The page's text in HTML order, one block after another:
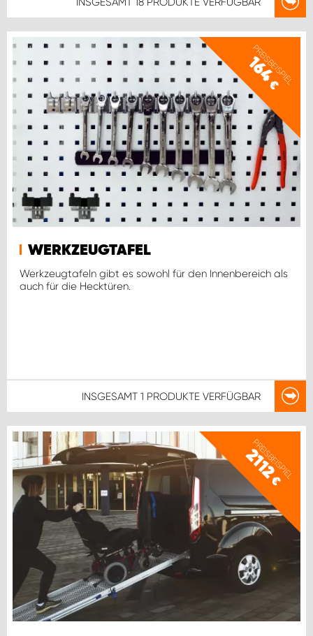
PREISBEISPIEL
164
€
WERKZEUGTAFEL
Werkzeugtafeln gibt es sowohl für den Innenbereich als
auch für die Hecktüren.
INSGESAMT 1 PRODUKTE VERFÜGBAR
PREISBEISPIEL
2112
€